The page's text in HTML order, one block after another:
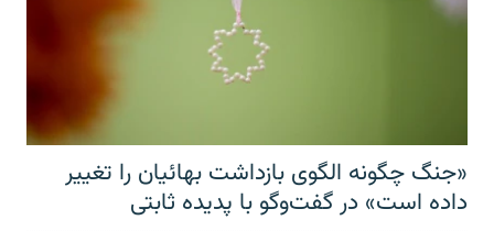
«جنگ چگونه الگوی بازداشت بهائیان را تغییر
داده است» در گفت‌وگو با پدیده ثابتی